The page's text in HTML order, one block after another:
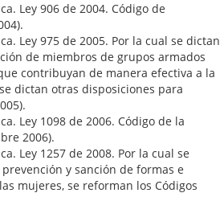
Ley 906 de 2004. Código de
Ley 975 de 2005. Por la cual se dictan
de miembros de grupos armados
contribuyan de manera efectiva a la
dictan otras disposiciones para
Ley 1098 de 2006. Código de la
2006).
Ley 1257 de 2008. Por la cual se
y sanción de formas e
mujeres, se reforman los Códigos